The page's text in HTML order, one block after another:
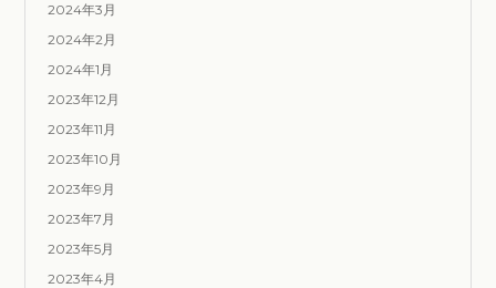
2024年3月
2024年2月
2024年1月
2023年12月
2023年11月
2023年10月
2023年9月
2023年7月
2023年5月
2023年4月